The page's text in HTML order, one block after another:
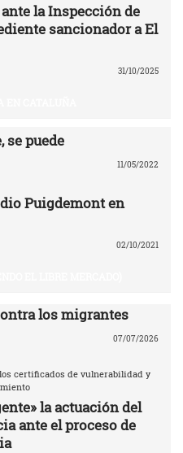
la Inspección de
sancionador a El
31/10/2025
se puede
11/05/2022
Puigdemont en
02/10/2021
los migrantes
07/07/2026
certificados de vulnerabilidad y
la actuación del
ante el proceso de